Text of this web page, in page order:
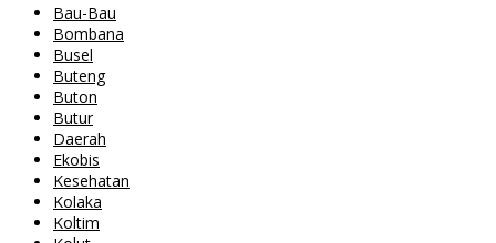
Bau-Bau
Bombana
Busel
Buteng
Buton
Butur
Daerah
Ekobis
Kesehatan
Kolaka
Koltim